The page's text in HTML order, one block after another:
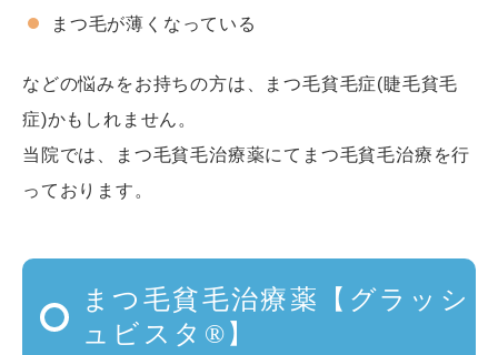
まつ毛が薄くなっている
などの悩みをお持ちの方は、まつ毛貧毛症(睫毛貧毛
症)かもしれません。
当院では、まつ毛貧毛治療薬にてまつ毛貧毛治療を行
っております。
まつ毛貧毛治療薬【グラッシ
ュビスタ®】